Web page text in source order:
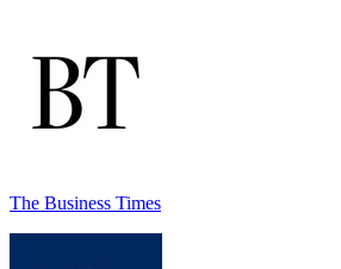
The Business Times